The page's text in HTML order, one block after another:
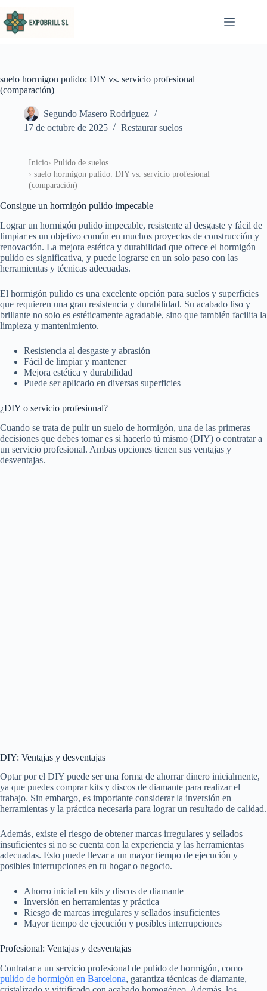
suelo hormigon pulido: DIY vs. servicio profesional
(comparación)
Segundo Masero Rodriguez
17 de octubre de 2025
Restaurar suelos
Inicio
Pulido de suelos
suelo hormigon pulido: DIY vs. servicio profesional
(comparación)
Consigue un hormigón pulido impecable
Lograr un hormigón pulido impecable, resistente al desgaste y fácil de
limpiar es un objetivo común en muchos proyectos de construcción y
renovación. La mejora estética y durabilidad que ofrece el hormigón
pulido es significativa, y puede lograrse en un solo paso con las
herramientas y técnicas adecuadas.
El hormigón pulido es una excelente opción para suelos y superficies
que requieren una gran resistencia y durabilidad. Su acabado liso y
brillante no solo es estéticamente agradable, sino que también facilita la
limpieza y mantenimiento.
Resistencia al desgaste y abrasión
Fácil de limpiar y mantener
Mejora estética y durabilidad
Puede ser aplicado en diversas superficies
¿DIY o servicio profesional?
Cuando se trata de pulir un suelo de hormigón, una de las primeras
decisiones que debes tomar es si hacerlo tú mismo (DIY) o contratar a
un servicio profesional. Ambas opciones tienen sus ventajas y
desventajas.
DIY: Ventajas y desventajas
Optar por el DIY puede ser una forma de ahorrar dinero inicialmente,
ya que puedes comprar kits y discos de diamante para realizar el
trabajo. Sin embargo, es importante considerar la inversión en
herramientas y la práctica necesaria para lograr un resultado de calidad.
Además, existe el riesgo de obtener marcas irregulares y sellados
insuficientes si no se cuenta con la experiencia y las herramientas
adecuadas. Esto puede llevar a un mayor tiempo de ejecución y
posibles interrupciones en tu hogar o negocio.
Ahorro inicial en kits y discos de diamante
Inversión en herramientas y práctica
Riesgo de marcas irregulares y sellados insuficientes
Mayor tiempo de ejecución y posibles interrupciones
Profesional: Ventajas y desventajas
Contratar a un servicio profesional de pulido de hormigón, como
pulido de hormigón en Barcelona, garantiza técnicas de diamante,